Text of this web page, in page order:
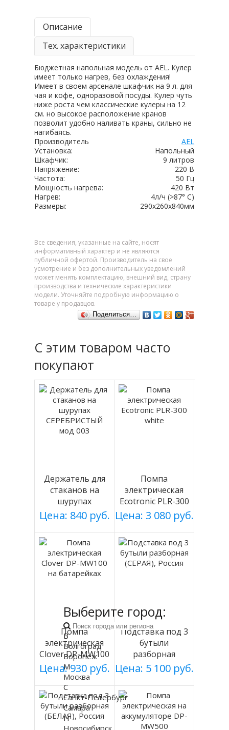
Описание
Тех. характеристики
Бюджетная напольная модель от AEL. Кулер
имеет только нагрев, без охлаждения!
Имеет в своем арсенале шкафчик на 9 л. для
чая и кофе, одноразовой посуды. Кулер чуть
ниже роста чем классические кулеры на 12
см. но высокое расположение кранов
позволит удобно наливать краны, сильно не
нагибаясь.
Производитель
AEL
Установка:
Напольный
Шкафчик:
9 литров
Напряжение:
220 В
Частота:
50 Гц
Мощность нагрева:
420 Вт
Нагрев:
4л/ч (>87° С)
Размеры:
290х260х840мм
Все сведения, указанные на сайте, носят
информативный характер и не являются
публичной офертой. Производитель на свое
усмотрение и без дополнительных уведомлений
может менять комплектацию, внешний вид, страну
производства и технические характеристики
модели. Уточняйте подробную информацию о
товаре у продавцов.
Поделиться…
С этим товаром часто
покупают
Держатель для
стаканов на
шурупах
СЕРЕБРИСТЫЙ
мод 003
Цена: 840 руб.
Помпа
электрическая
Ecotronic PLR-300
white
Цена: 3 080 руб.
Помпа
электрическая
Clover DP-MW100
на батарейках
Цена: 930 руб.
Подставка под 3
бутыли
разборная
(СЕРАЯ), Россия
Цена: 5 100 руб.
Выберите город:
В
Волгоград
Воронеж
М
Москва
С
Санкт-Петербург
Самара
Н
Новосибирск